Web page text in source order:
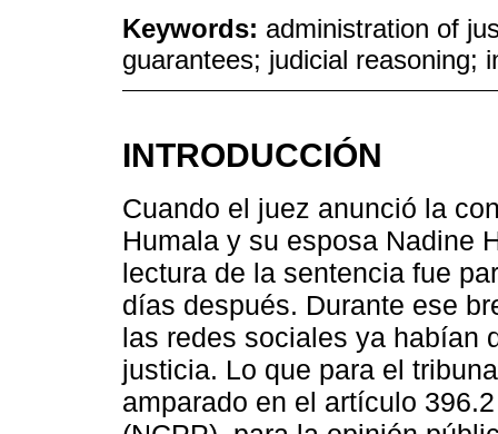
Keywords: administration of
guarantees; judicial reasoning;
INTRODUCCIÓN
Cuando el juez anunció la
Humala y su esposa Nadine
lectura de la sentencia fue
días después. Durante ese
las redes sociales ya habían
justicia. Lo que para el
amparado en el artículo